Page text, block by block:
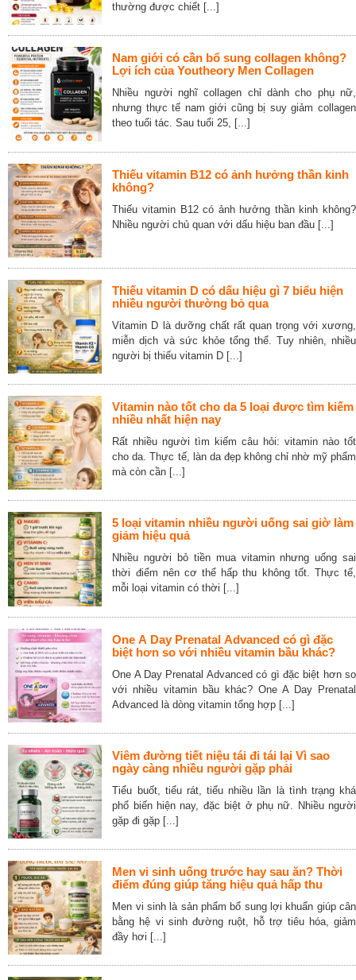
thường được chiết [...]
Nam giới có cần bổ sung collagen không?
Lợi ích của Youtheory Men Collagen
Nhiều người nghĩ collagen chỉ dành cho phụ nữ,
nhưng thực tế nam giới cũng bị suy giảm collagen
theo tuổi tác. Sau tuổi 25, [...]
Thiếu vitamin B12 có ảnh hưởng thần kinh
không?
Thiếu vitamin B12 có ảnh hưởng thần kinh không?
Nhiều người chủ quan với dấu hiệu ban đầu [...]
Thiếu vitamin D có dấu hiệu gì 7 biểu hiện
nhiều người thường bỏ qua
Vitamin D là dưỡng chất rất quan trọng với xương,
miễn dịch và sức khỏe tổng thể. Tuy nhiên, nhiều
người bị thiếu vitamin D [...]
Vitamin nào tốt cho da 5 loại được tìm kiếm
nhiều nhất hiện nay
Rất nhiều người tìm kiếm câu hỏi: vitamin nào tốt
cho da. Thực tế, làn da đẹp không chỉ nhờ mỹ phẩm
mà còn cần [...]
5 loại vitamin nhiều người uống sai giờ làm
giảm hiệu quả
Nhiều người bỏ tiền mua vitamin nhưng uống sai
thời điểm nên cơ thể hấp thu không tốt. Thực tế,
mỗi loại vitamin có thời [...]
One A Day Prenatal Advanced có gì đặc
biệt hơn so với nhiều vitamin bầu khác?
One A Day Prenatal Advanced có gì đặc biệt hơn so
với nhiều vitamin bầu khác? One A Day Prenatal
Advanced là dòng vitamin tổng hợp [...]
Viêm đường tiết niệu tái đi tái lại Vì sao
ngày càng nhiều người gặp phải
Tiểu buốt, tiểu rát, tiểu nhiều lần là tình trạng khá
phổ biến hiện nay, đặc biệt ở phụ nữ. Nhiều người
gặp đi gặp [...]
Men vi sinh uống trước hay sau ăn? Thời
điểm đúng giúp tăng hiệu quả hấp thu
Men vi sinh là sản phẩm bổ sung lợi khuẩn giúp cân
bằng hệ vi sinh đường ruột, hỗ trợ tiêu hóa, giảm
đầy hơi [...]